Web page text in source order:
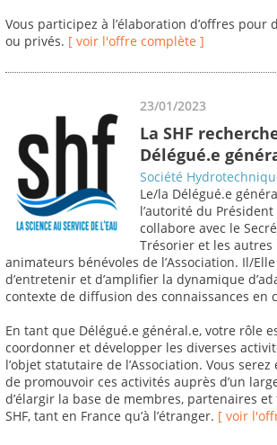
Vous participez à l’élaboration d’offres pour
ou privés. [ voir l'offre complète ]
23/01/2023
La SHF
Délégué.e
Société
Le/la Délégué.e
l’autorité du
collabore avec le
Trésorier et les
animateurs bénévoles de l’Association. Il/
d’entretenir et d’amplifier la dynamique
contexte de diffusion des connaissances en
En tant que Délégué.e général.e, votre rôle
coordonner et développer les diverses
l’objet statutaire de l’Association. Vous
de promouvoir ces activités auprès d’un
d’élargir la base de membres, partenaires
SHF, tant en France qu’à l’étranger. [ voir